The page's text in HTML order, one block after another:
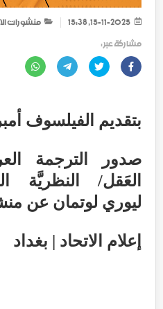
منشورات
مشاركة عبر :
بتقديم الفيلسوف
صدور الترجمة
العَقل/ النظريَّة
ليوري لوتمان عن
إعلام الاتحاد | بغداد